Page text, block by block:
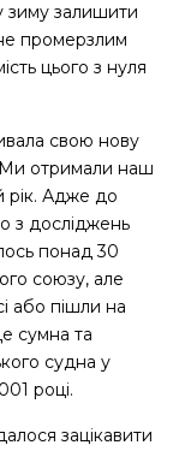
зиму залишити
промерзлим
цього з нуля
свою нову
Ми отримали наш
рік. Адже до
з досліджень
понад 30
союзу, але
або пішли на
сумна та
судна у
році.
зацікавити